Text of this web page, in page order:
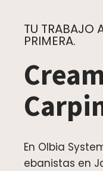
TU TRABAJO
PRIMERA.
En Olbia
ebanistas en